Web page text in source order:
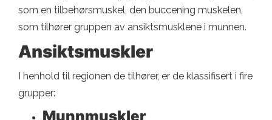
som en tilbehørsmuskel, den buccening muskelen,
som tilhører gruppen av ansiktsmusklene i munnen.
Ansiktsmuskler
I henhold til regionen de tilhører, er de klassifisert i fire
grupper:
Munnmuskler